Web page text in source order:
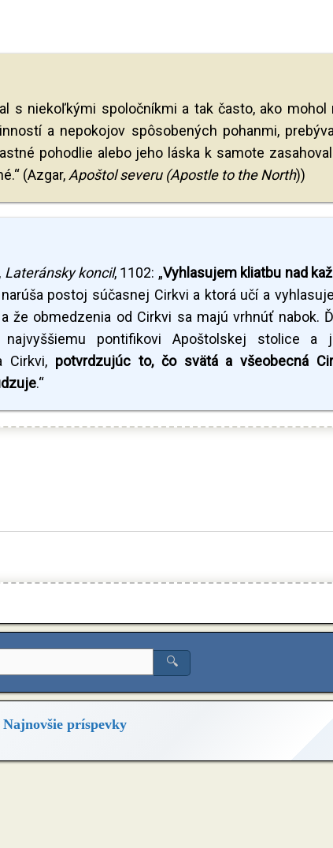
s niekoľkými spoločníkmi a tak často, ako mohol
a nepokojov spôsobených pohanmi,
pohodlie alebo jeho láska k samote
(Azgar, Apoštol severu (Apostle to the North))
Lateránsky koncil, 1102: „Vyhlasujem kliatbu nad
postoj súčasnej Cirkvi a ktorá učí a
že obmedzenia od Cirkvi sa majú vrhnúť nabok.
najvyššiemu pontifikovi Apoštolskej stolice a
Cirkvi, potvrdzujúc to, čo svätá a všeobecná
.“
🔍
Najnovšie príspevky